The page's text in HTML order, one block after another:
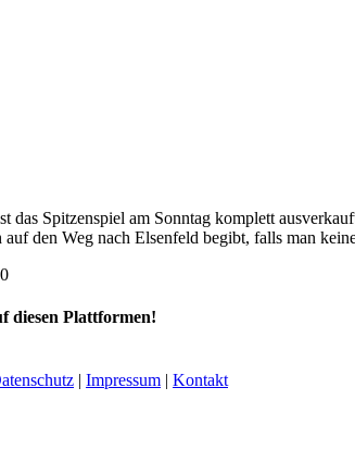
das Spitzenspiel am Sonntag komplett
den Weg nach Elsenfeld begibt, falls man
diesen Plattformen!
| Impressum | Kontakt